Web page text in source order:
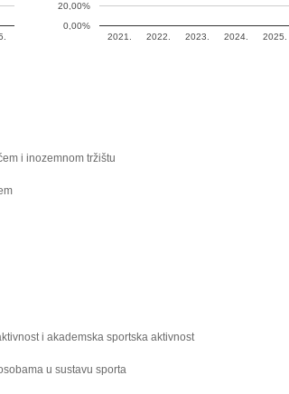
2021. 2022. 2023. 2024. 2025.
0,00%
20,00%
i inozemnom tržištu
i akademska sportska aktivnost
u sustavu sporta